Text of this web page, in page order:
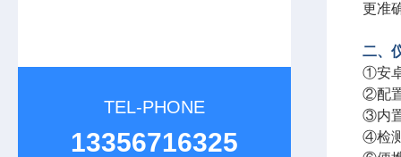
TEL-PHONE
13356716325
更准
二、
①安
②配
③内
④检